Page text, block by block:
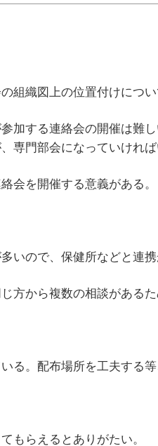
組織図上の位置付けについ
加する連絡会の開催は難
専門部会になっていければ
会を開催する意義がある。
いので、保健所などと連携
方から複数の相談があるた
る。配布場所を工夫する
もらえるとありがたい。